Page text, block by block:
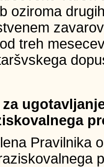
oziroma
treh
Pravilnika